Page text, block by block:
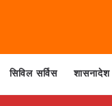
सिविल सर्विस शासनादेश